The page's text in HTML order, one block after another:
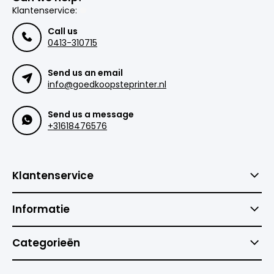
Klantenservice:
Call us
0413-310715
Send us an email
info@goedkoopsteprinter.nl
Send us a message
+31618476576
Klantenservice
Informatie
Categorieën